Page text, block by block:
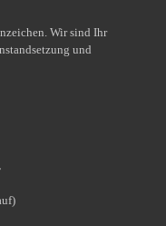
Wir sind Ihr
und